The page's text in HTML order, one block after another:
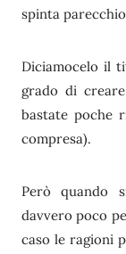
spinta
Diciamocelo il
grado di
bastate poche
compresa).
Però quando
davvero poco
caso le ragioni